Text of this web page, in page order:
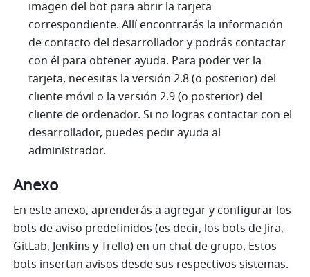
imagen del bot para abrir la tarjeta
correspondiente. Allí encontrarás la información
de contacto del desarrollador y podrás contactar
con él para obtener ayuda. Para poder ver la
tarjeta, necesitas la versión 2.8 (o posterior) del
cliente móvil o la versión 2.9 (o posterior) del
cliente de ordenador. Si no logras contactar con el
desarrollador, puedes pedir ayuda al
administrador.
Anexo
En este anexo, aprenderás a agregar y configurar los
bots de aviso predefinidos (es decir, los bots de Jira,
GitLab, Jenkins y Trello) en un chat de grupo. Estos
bots insertan avisos desde sus respectivos sistemas.